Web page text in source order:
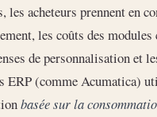
les acheteurs prennent en
les coûts des
de personnalisation et
ERP (comme Acumatica)
basée sur la